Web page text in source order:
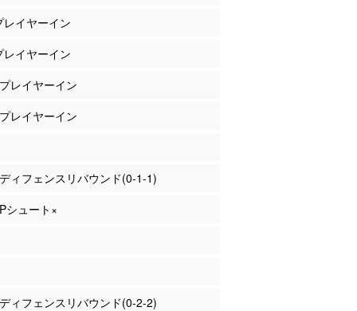
イヤーイン
イヤーイン
レイヤーイン
レイヤーイン
ィフェンスリバウンド(0-1-1)
シュート×
ィフェンスリバウンド(0-2-2)